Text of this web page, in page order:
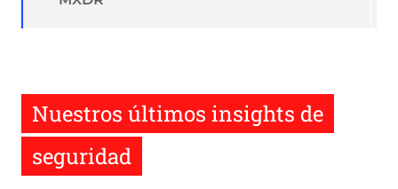
Nuestros últimos insights de
seguridad